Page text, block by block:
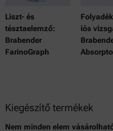
Liszt- és
tésztaelemző:
Brabender
FarinoGraph
iós
Kiegészítő termékek
Nem minden elem